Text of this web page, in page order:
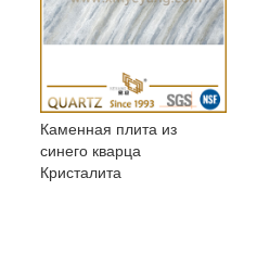
Каменная плита из
синего кварца
Кристалита